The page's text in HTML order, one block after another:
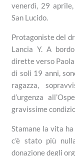
venerdì, 29
San Lucido.
Protagoniste del
Lancia Y. A
dirette verso
di soli 19 anni,
ragazza,
d’urgenza
gravissime
Stamane la vita
c’è stato più
donazione degli